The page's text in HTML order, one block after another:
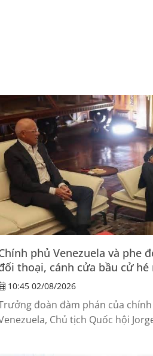
phủ Venezuela và phe
thoại, cánh cửa bầu cử hé
10:45 02/08/2026
đoàn đàm phán của
Chủ tịch Quốc hội